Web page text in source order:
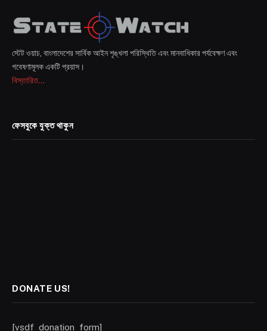
স্টেট ওয়াচ, বাংলাদেশের সার্বিক আইন শৃঙ্খলা পরিস্থিতি এবং মানবাধিকার পর্যবেক্ষণ এবং
গবেষণামূলক একটি প্রয়াস।
বিস্তারিত...
ফেসবুকে যুক্ত থাকুন
DONATE US!
[vsdf_donation_form]